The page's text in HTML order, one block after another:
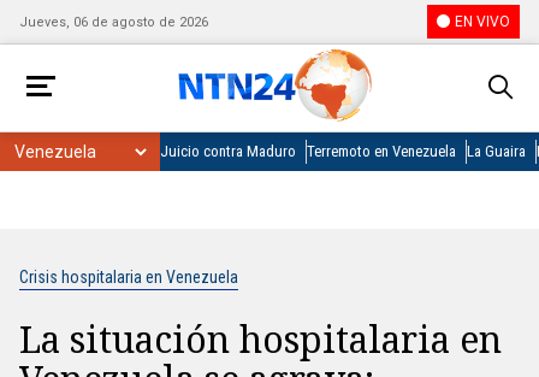
Jueves, 06 de agosto de 2026 EN VIVO
Juicio contra Maduro Terremoto en Venezuela La Guaira
Crisis hospitalaria en Venezuela
La situación hospitalaria en